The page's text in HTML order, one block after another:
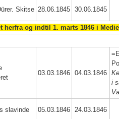
Skitse 28.06.1845 30.06.1845
herfra og indtil 1. marts 1846 i
03.03.1846 04.03.1846
i
slavinde 05.03.1846 24.03.1846